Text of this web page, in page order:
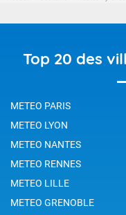
Top 20 des
METEO PARIS
METEO LYON
METEO NANTES
METEO RENNES
METEO LILLE
METEO GRENOBLE